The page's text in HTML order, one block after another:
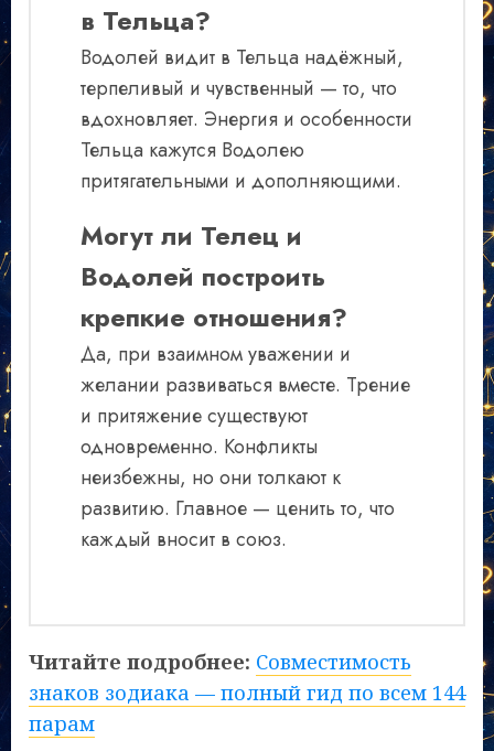
в Тельца?
Водолей видит в Тельца надёжный,
терпеливый и чувственный — то, что
вдохновляет. Энергия и особенности
Тельца кажутся Водолею
притягательными и дополняющими.
Могут ли Телец и
Водолей построить
крепкие отношения?
Да, при взаимном уважении и
желании развиваться вместе. Трение
и притяжение существуют
одновременно. Конфликты
неизбежны, но они толкают к
развитию. Главное — ценить то, что
каждый вносит в союз.
Читайте подробнее: Совместимость
знаков зодиака — полный гид по всем 144
парам